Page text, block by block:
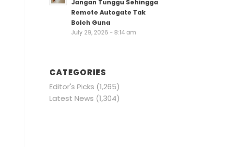
Jangan Tunggu Sehingga
Remote Autogate Tak
Boleh Guna
July 29, 2026 - 8:14 am
CATEGORIES
Editor's Picks (1,265)
Latest News (1,304)